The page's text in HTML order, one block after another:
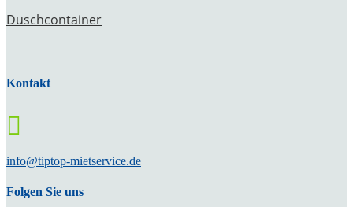
Duschcontainer
Kontakt

info@tiptop-mietservice.de
Folgen Sie uns